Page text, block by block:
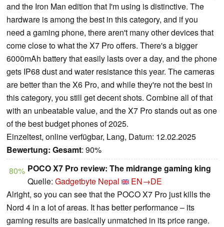
and the Iron Man edition that I'm using is distinctive. The
hardware is among the best in this category, and if you
need a gaming phone, there aren't many other devices that
come close to what the X7 Pro offers. There's a bigger
6000mAh battery that easily lasts over a day, and the phone
gets IP68 dust and water resistance this year. The cameras
are better than the X6 Pro, and while they're not the best in
this category, you still get decent shots. Combine all of that
with an unbeatable value, and the X7 Pro stands out as one
of the best budget phones of 2025.
Einzeltest, online verfügbar, Lang, Datum: 12.02.2025
Bewertung: Gesamt: 90%
80% POCO X7 Pro review: The midrange gaming king
Quelle: Gadgetbyte Nepal
EN→DE
Alright, so you can see that the POCO X7 Pro just kills the
Nord 4 in a lot of areas. It has better performance – its
gaming results are basically unmatched in its price range.